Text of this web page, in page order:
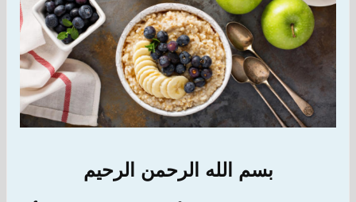
بسم الله الرحمن الرحيم